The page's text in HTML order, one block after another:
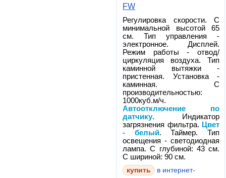
FW
Регулировка скорости. С
минимальной высотой 65
см. Тип управления -
электронное. Дисплей.
Режим работы - отвод/
циркуляция воздуха. Тип
каминной вытяжки -
пристенная. Установка -
каминная. С
производительностью:
1000куб.м/ч.
Автоотключение по
датчику. Индикатор
загрязнения фильтра. Цвет
- белый. Таймер. Тип
освещения - светодиодная
лампа. С глубиной: 43 см.
С шириной: 90 см.
в интернет-